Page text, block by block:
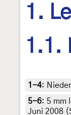
1.
1.1.
1-4:
5-6: 5 mm
Juni 2008